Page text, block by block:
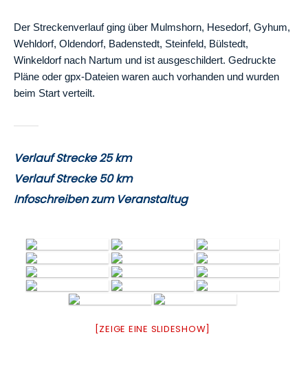
Der Streckenverlauf ging über Mulmshorn, Hesedorf, Gyhum,
Wehldorf, Oldendorf, Baden­stedt, Steinfeld, Bülstedt,
Winkeldorf nach Nartum und ist ausgeschildert. Gedruckte
Pläne oder gpx-Dateien waren auch vorhanden und wurden
beim Start verteilt.
Verlauf Strecke 25 km
Verlauf Strecke 50 km
Infoschreiben zum Veranstaltug
[ZEIGE EINE SLIDESHOW]